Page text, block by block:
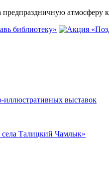
атмосферу
иллюстративных выставок
Талицкий Чамлык»